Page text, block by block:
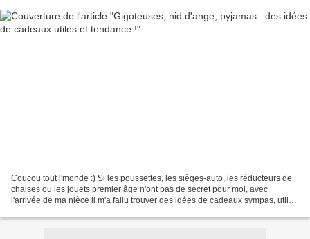
Coucou tout l'monde :) Si les poussettes, les sièges-auto, les réducteurs de
chaises ou les jouets premier âge n'ont pas de secret pour moi, avec
l'arrivée de ma nièce il m'a fallu trouver des idées de cadeaux sympas, utiles